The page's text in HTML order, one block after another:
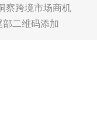
察跨境市场商机
二维码添加